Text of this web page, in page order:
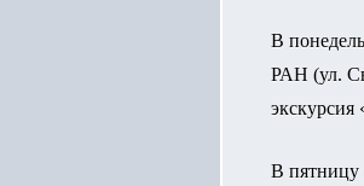
В
РАН (ул.
экскурсия
В пятницу